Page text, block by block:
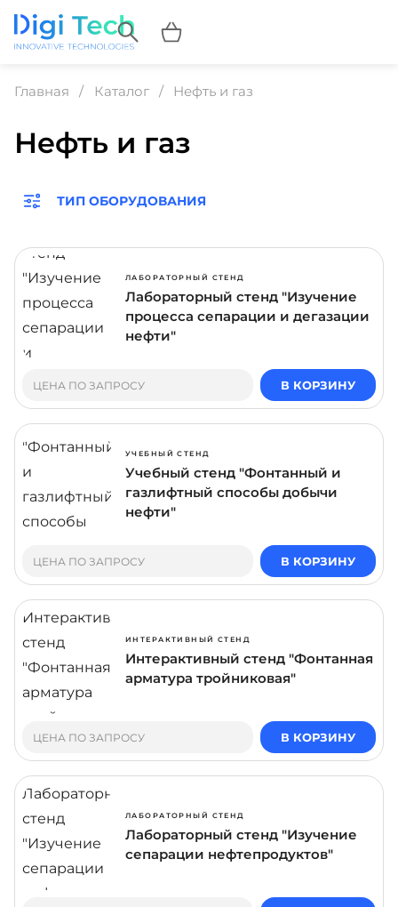
Главная Каталог Нефть и газ
Нефть и газ
ТИП ОБОРУДОВАНИЯ
ЛАБОРАТОРНЫЙ СТЕНД
Лабораторный стенд "Изучение
процесса сепарации и дегазации
нефти"
ЦЕНА ПО ЗАПРОСУ В КОРЗИНУ
УЧЕБНЫЙ СТЕНД
Учебный стенд "Фонтанный и
газлифтный способы добычи
нефти"
ЦЕНА ПО ЗАПРОСУ В КОРЗИНУ
ИНТЕРАКТИВНЫЙ СТЕНД
Интерактивный стенд "Фонтанная
арматура тройниковая"
ЦЕНА ПО ЗАПРОСУ В КОРЗИНУ
ЛАБОРАТОРНЫЙ СТЕНД
Лабораторный стенд "Изучение
сепарации нефтепродуктов"